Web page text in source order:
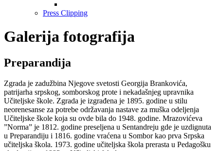
Press Clipping
Galerija fotografija
Preparandija
Zgrada je zadužbina Njegove svetosti Georgija Brankovića,
patrijarha srpskog, somborskog prote i nekadašnjeg upravnika
Učiteljske škole. Zgrada je izgrađena je 1895. godine u stilu
neorenesanse za potrebe održavanja nastave za muška odeljenja
Učiteljske škole koja su ovde bila do 1948. godine. Mrazovićeva
”Norma” je 1812. godine preseljena u Sentandreju gde je uzdignuta
u Preparandiju i 1816. godine vraćena u Sombor kao prva Srpska
učiteljska škola. 1973. godine učiteljska škola prerasta u Pedagošku